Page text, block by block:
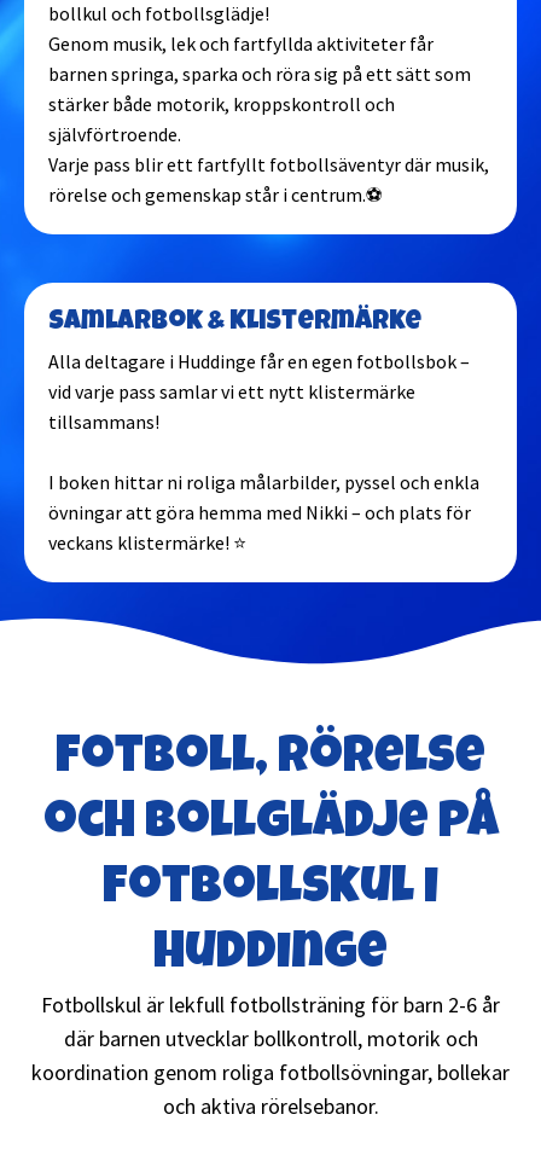
bollkul och fotbollsglädje!
Genom musik, lek och fartfyllda aktiviteter får
barnen springa, sparka och röra sig på ett sätt som
stärker både motorik, kroppskontroll och
självförtroende.
Varje pass blir ett fartfyllt fotbollsäventyr där musik,
rörelse och gemenskap står i centrum.⚽
Samlarbok & Klistermärke
Alla deltagare i Huddinge får en egen fotbollsbok –
vid varje pass samlar vi ett nytt klistermärke
tillsammans!
I boken hittar ni roliga målarbilder, pyssel och enkla
övningar att göra hemma med Nikki – och plats för
veckans klistermärke! ⭐
Fotboll, rörelse
och bollglädje på
Fotbollskul i
Huddinge
Fotbollskul är lekfull fotbollsträning för barn 2-6 år
där barnen utvecklar bollkontroll, motorik och
koordination genom roliga fotbollsövningar, bollekar
och aktiva rörelsebanor.